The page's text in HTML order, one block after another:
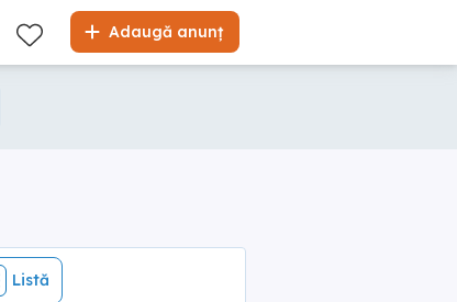
Adaugă anunț
Listă
Listă